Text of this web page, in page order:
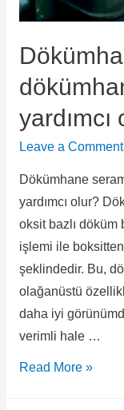
yardımcı
Leave a Comment
Dökümhane
yardımcı olur?
oksit bazlı döküm
işlemi ile boksitten
şeklindedir. Bu,
olağanüstü
daha iyi
verimli hale …
Read More »